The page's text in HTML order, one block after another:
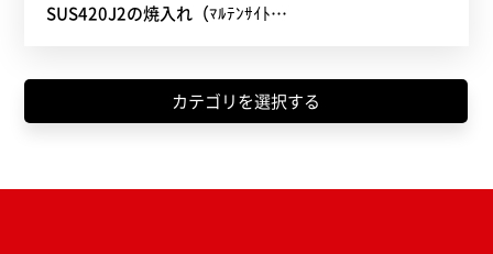
SUS420J2の焼入れ（ﾏﾙﾃﾝｻｲﾄ…
カテゴリを選択する